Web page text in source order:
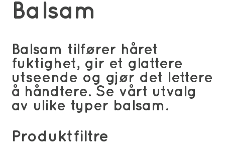
Balsam
Balsam tilfører håret
fuktighet, gir et glattere
utseende og gjør det lettere
å håndtere. Se vårt utvalg
av ulike typer balsam.
Produktfiltre